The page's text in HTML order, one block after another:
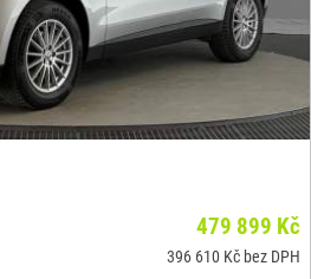
479 899 Kč
396 610 Kč bez DPH